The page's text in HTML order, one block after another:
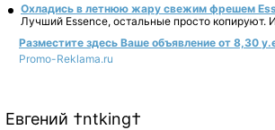
Охладись в летнюю жару свежим фрешем
Лучший Essence, остальные просто копируют.
Разместите здесь Ваше объявление от 8,30
Promo-Reklama.ru
Евгений †ntking†